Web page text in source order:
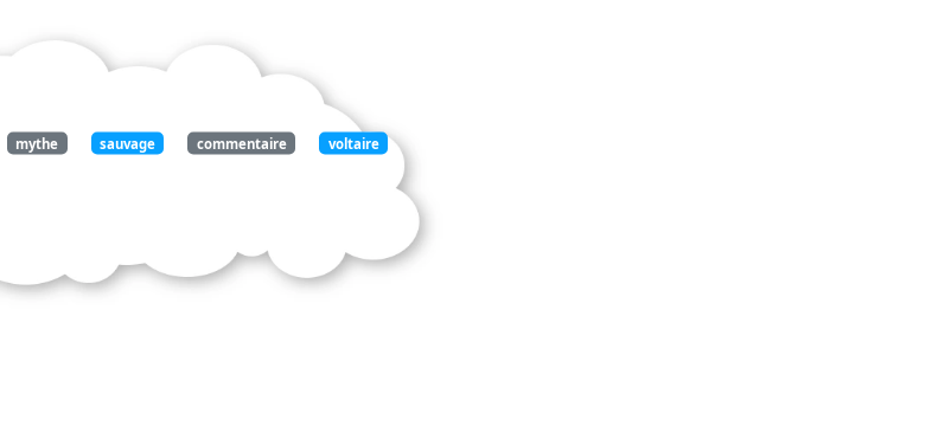
mythe sauvage commentaire voltaire